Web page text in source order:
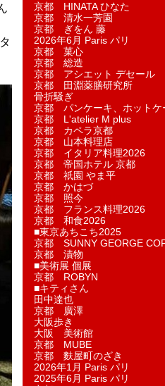
京都 HINATA ひなた
京都 清水一芳園
京都 ぎをん 藤
2026年6月 Paris パリ
京都 菓​心
京都 総造
京都 アシエット デセール
京都 田淵薬膳研究所
骨折騒ぎ
京都 パンケーキ、ホットケ
京都 L'atelier M plus
京都 カペラ京都
京都 山本料理店
京都 イタリア料理2026
京都 帝国ホテル 京都
京都 祇園 やま平
京都 かはづ
京都 照今
京都 フランス料理2026
京都 和食2026
■東京あちこち2025
京都 SUNNY GEORGE
京都 漬物
■美術展 個展
京都 ROBYN
■キティさん
田中達也
京都 廣澤
大阪歩き
大阪 美術館
京都 MUBE
京都 麩屋町のざき
2026年1月 Paris パリ
2025年6月 Paris パリ